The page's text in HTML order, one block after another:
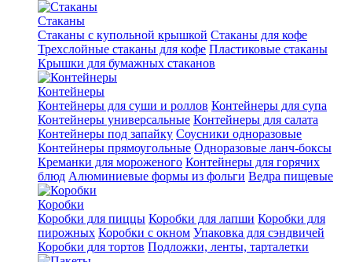
Стаканы
Стаканы с купольной крышкой Стаканы для кофе
Трехслойные стаканы для кофе Пластиковые стаканы
Крышки для бумажных стаканов
Контейнеры
Контейнеры для суши и роллов Контейнеры для супа
Контейнеры универсальные Контейнеры для салата
Контейнеры под запайку Соусники одноразовые
Контейнеры прямоугольные Одноразовые ланч-боксы
Креманки для мороженого Контейнеры для горячих
блюд Алюминиевые формы из фольги Ведра пищевые
Коробки
Коробки для пиццы Коробки для лапши Коробки для
пирожных Коробки с окном Упаковка для сэндвичей
Коробки для тортов Подложки, ленты, тарталетки